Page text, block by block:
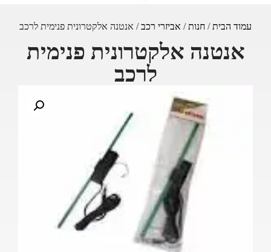
עמוד הבית/חנות/אביזרי רכב/ אנטנה אלקטרונית פנימית לרכב
אנטנה אלקטרונית פנימית
לרכב